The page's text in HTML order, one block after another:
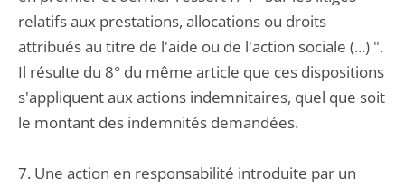
relatifs aux prestations, allocations ou droits
attribués au titre de l'aide ou de l'action sociale (...) ".
Il résulte du 8° du même article que ces dispositions
s'appliquent aux actions indemnitaires, quel que soit
le montant des indemnités demandées.
7. Une action en responsabilité introduite par un